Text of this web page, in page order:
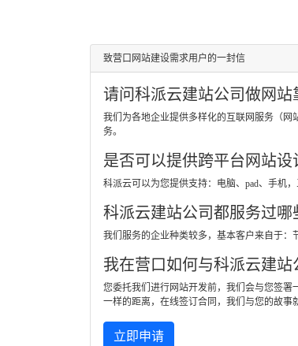
致营口网站建设需求用户的一封信
请问科派云建站公司做网站
我们为各地企业提供多样化的互联网服务（
务。
是否可以提供跨平台网站设
科派云可以为您提供支持：电脑、pad、手机
科派云建站公司都服务过哪
我们服务的企业种类较多，基本客户来自于：
我在营口如何与科派云建站
您委托我们进行网站开发前，我们会与您签
一样的距离，在线签订合同，我们与您的故事
立即申请